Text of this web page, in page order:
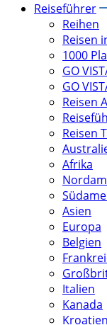
Reiseführer
Reihen
Reisen
1000
GO
GO
Reisen
Reisen
Afrika
Asien
Europa
Belgien
Italien
Kanada
Kroatien